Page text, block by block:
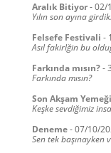
Aralık Bitiyor-02/
Yılın son ayına
Felsefe Festivali -
Asıl fakirlğin bu
Farkında mısın?-
Farkında mısın?
Son Akşam Yemeği
Keşke sevdiğimiz
Deneme-07/10/
Sen tek başınayken